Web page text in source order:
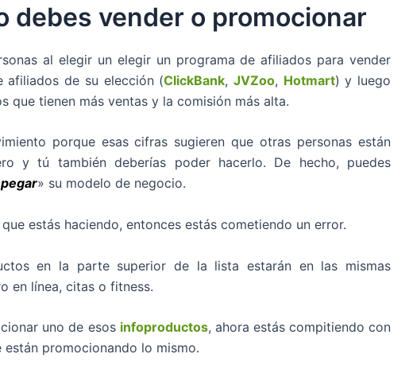
debes vender o promocionar
al elegir un elegir un programa de afiliados para vender
afiliados de su elección (ClickBank, JVZoo, Hotmart) y luego
que tienen más ventas y la comisión más alta.
porque esas cifras sugieren que otras personas están
y tú también deberías poder hacerlo. De hecho, puedes
» su modelo de negocio.
estás haciendo, entonces estás cometiendo un error.
en la parte superior de la lista estarán en las mismas
en línea, citas o fitness.
uno de esos infoproductos, ahora estás compitiendo con
están promocionando lo mismo.